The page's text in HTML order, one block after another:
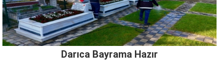
Darıca Bayrama Hazır